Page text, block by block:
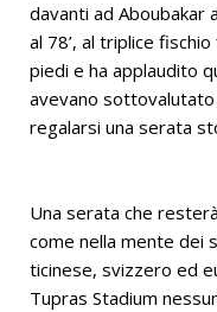
davanti ad Aboubakar
al 78’, al triplice
piedi e ha applaudito
avevano
regalarsi una serata
Una serata che
come nella mente dei
ticinese, svizzero ed
Tupras Stadium